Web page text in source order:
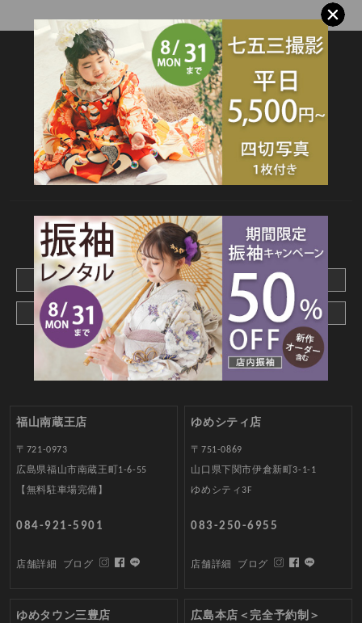
SITEMAP
TOP 新着情報
撮影メニュー
料金・商品
キャンペーン
店舗情報
よくあるご質問
お問合せ
web撮影予約
CONTACT
webでご予約はこちら
メールでお問合わせ
福山南蔵王店
〒721-0973
広島県福山市南蔵王町1-6-55
【無料駐車場完備】
084-921-5901
店舗詳細 ブログ
ゆめシティ店
〒751-0869
山口県下関市伊倉新町3-1-1
ゆめシティ3F
083-250-6955
店舗詳細 ブログ
ゆめタウン三豊店 広島本店＜完全予約制＞